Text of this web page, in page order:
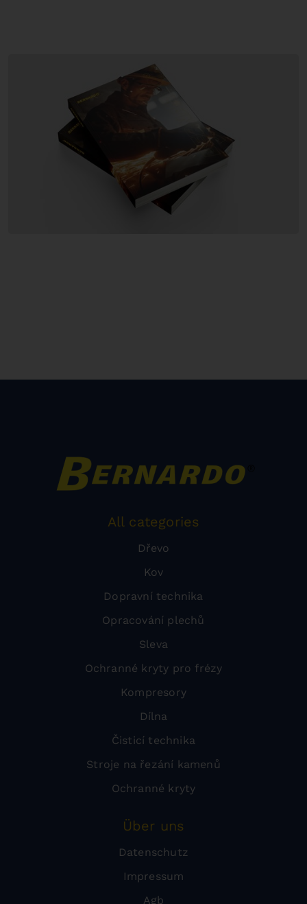
All categories
Dřevo
Kov
Dopravní technika
Opracování plechů
Sleva
Ochranné kryty pro frézy
Kompresory
Dílna
Čisticí technika
Stroje na řezání kamenů
Ochranné kryty
Über uns
Datenschutz
Impressum
Agb